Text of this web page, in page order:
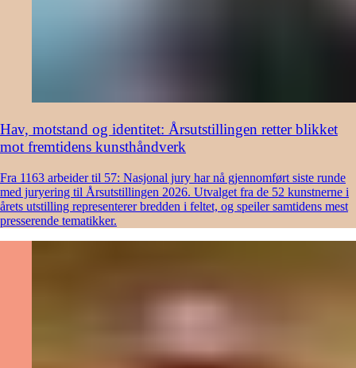
Hav, motstand og identitet: Årsutstillingen retter blikket
mot fremtidens kunsthåndverk
Fra 1163 arbeider til 57: Nasjonal jury har nå gjennomført siste runde
med juryering til Årsutstillingen 2026. Utvalget fra de 52 kunstnerne i
årets utstilling representerer bredden i feltet, og speiler samtidens mest
presserende tematikker.